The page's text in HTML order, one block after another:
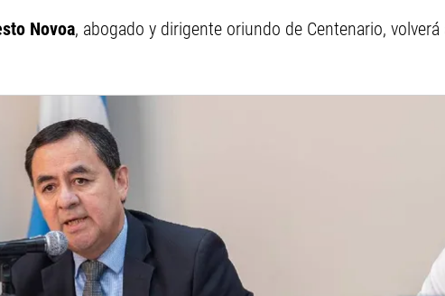
Novoa, abogado y dirigente oriundo de Centenario,